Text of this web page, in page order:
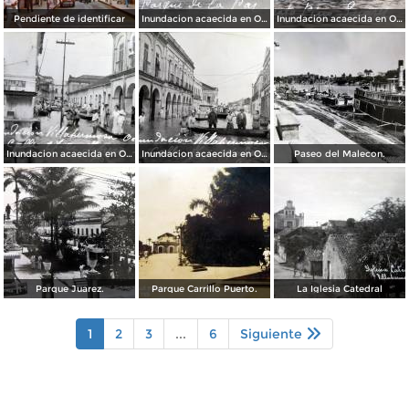
Pendiente de identificar Inundacion acaecida en Octubre de 1936 en el Parque de La Paz. Inundacion acaecida en Octubre de 1936 en el Mercado Pino Suarez.
Inundacion acaecida en Octubre de 1936 en la Calle 24 de Febrero. Inundacion acaecida en Octubre de 1936 en la Calle Francisco I Madero. Paseo del Malecon.
Parque Juarez. Parque Carrillo Puerto. La Iglesia Catedral
1 2 3 ... 6 Siguiente